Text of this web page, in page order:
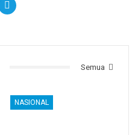
Semua
NASIONAL